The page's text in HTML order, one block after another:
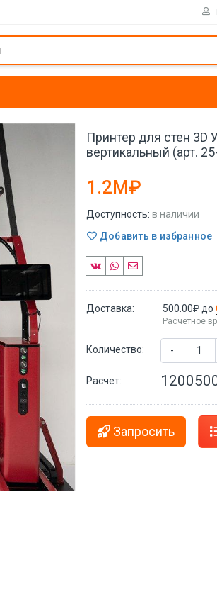
Принтер для стен 3D
вертикальный (арт.
1.2M₽
Доступность: в наличии
Добавить в избранное
Доставка: 500.00₽ до
Расчетное
Количество: -
Расчет:
Запросить